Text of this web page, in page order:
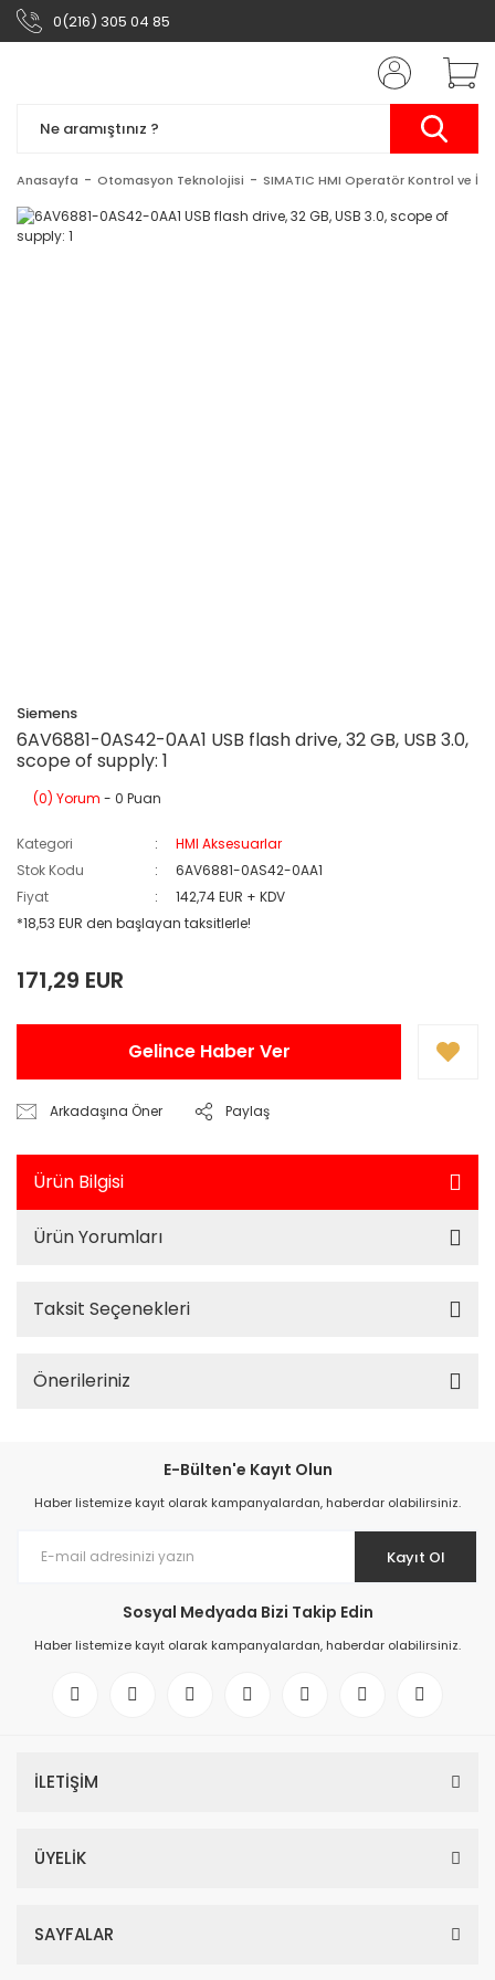
0(216) 305 04 85
Anasayfa Otomasyon Teknolojisi SIMATIC HMI Operatör Kontrol ve
Siemens
6AV6881-0AS42-0AA1 USB flash drive, 32 GB, USB 3.0,
scope of supply: 1
(0) Yorum - 0 Puan
Kategori
HMI Aksesuarlar
Stok Kodu
6AV6881-0AS42-0AA1
Fiyat
142,74 EUR + KDV
*18,53 EUR den başlayan taksitlerle!
171,29 EUR
Gelince Haber Ver
Arkadaşına Öner Paylaş
Ürün Bilgisi
Ürün Yorumları
Taksit Seçenekleri
Önerileriniz
E-Bülten'e Kayıt Olun
Haber listemize kayıt olarak kampanyalardan, haberdar olabilirsiniz.
Kayıt Ol
Sosyal Medyada Bizi Takip Edin
Haber listemize kayıt olarak kampanyalardan, haberdar olabilirsiniz.
İLETİŞİM
ÜYELİK
SAYFALAR